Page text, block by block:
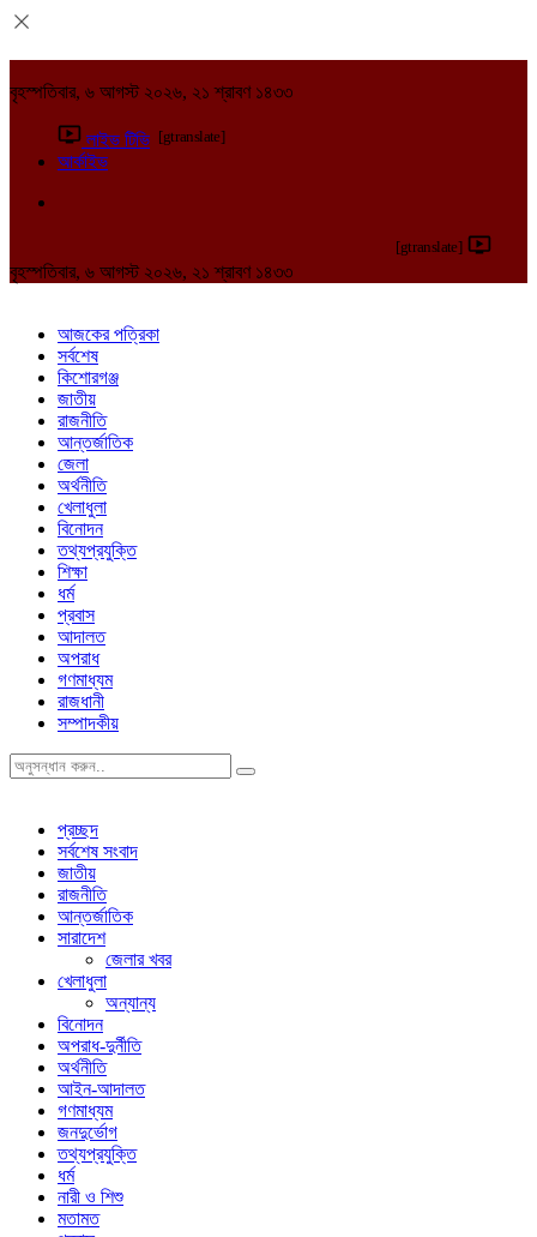
বৃহস্পতিবার, ৬ আগস্ট ২০২৬, ২১ শ্রাবণ ১৪৩৩
লাইভ টিভি [gtranslate]
আর্কাইভ
[gtranslate]
বৃহস্পতিবার, ৬ আগস্ট ২০২৬, ২১ শ্রাবণ ১৪৩৩
আজকের পত্রিকা
সর্বশেষ
কিশোরগঞ্জ
জাতীয়
রাজনীতি
আন্তর্জাতিক
জেলা
অর্থনীতি
খেলাধুলা
বিনোদন
তথ্যপ্রযুক্তি
শিক্ষা
ধর্ম
প্রবাস
আদালত
অপরাধ
গণমাধ্যম
রাজধানী
সম্পাদকীয়
প্রচ্ছদ
সর্বশেষ সংবাদ
জাতীয়
রাজনীতি
আন্তর্জাতিক
সারাদেশ
জেলার খবর
খেলাধুলা
অন্যান্য
বিনোদন
অপরাধ-দুর্নীতি
অর্থনীতি
আইন-আদালত
গণমাধ্যম
জনদুর্ভোগ
তথ্যপ্রযুক্তি
ধর্ম
নারী ও শিশু
মতামত